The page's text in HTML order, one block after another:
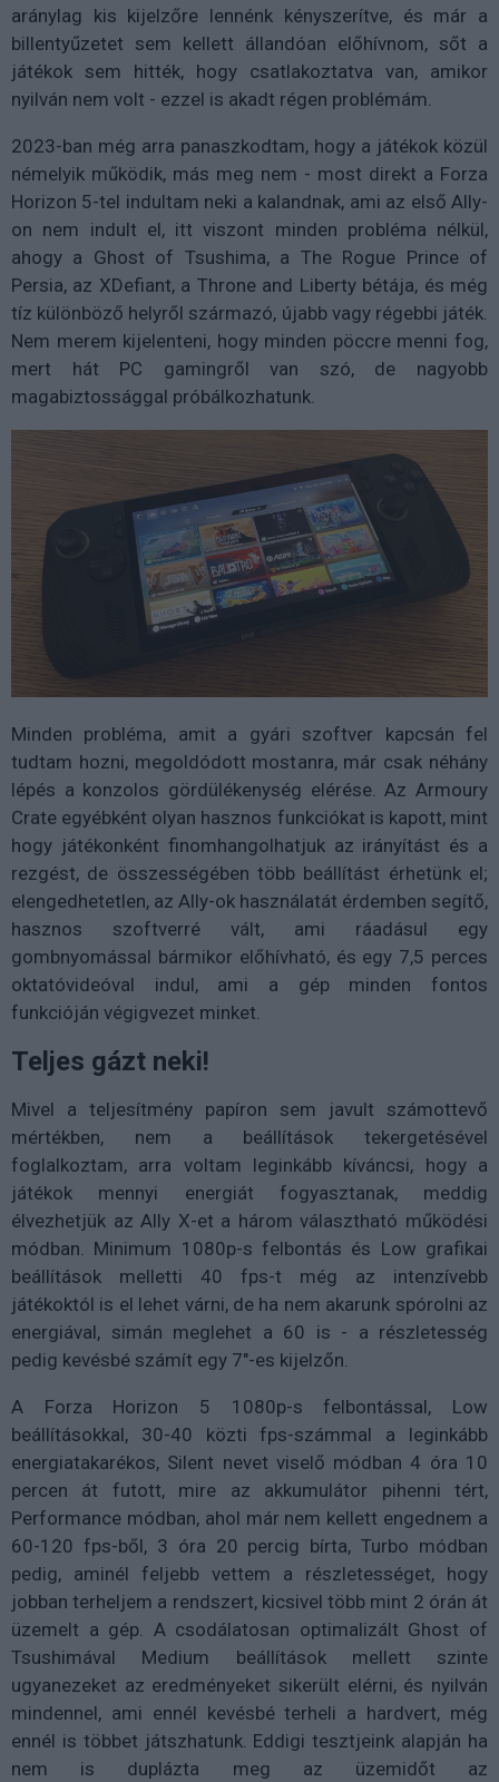
aránylag kis kijelzőre lennénk kényszerítve, és már a
billentyűzetet sem kellett állandóan előhívnom, sőt a
játékok sem hitték, hogy csatlakoztatva van, amikor
nyilván nem volt - ezzel is akadt régen problémám.
2023-ban még arra panaszkodtam, hogy a játékok közül
némelyik működik, más meg nem - most direkt a Forza
Horizon 5-tel indultam neki a kalandnak, ami az első Ally-
on nem indult el, itt viszont minden probléma nélkül,
ahogy a Ghost of Tsushima, a The Rogue Prince of
Persia, az XDefiant, a Throne and Liberty bétája, és még
tíz különböző helyről származó, újabb vagy régebbi játék.
Nem merem kijelenteni, hogy minden pöccre menni fog,
mert hát PC gamingről van szó, de nagyobb
magabiztossággal próbálkozhatunk.
Minden probléma, amit a gyári szoftver kapcsán fel
tudtam hozni, megoldódott mostanra, már csak néhány
lépés a konzolos gördülékenység elérése. Az Armoury
Crate egyébként olyan hasznos funkciókat is kapott, mint
hogy játékonként finomhangolhatjuk az irányítást és a
rezgést, de összességében több beállítást érhetünk el;
elengedhetetlen, az Ally-ok használatát érdemben segítő,
hasznos szoftverré vált, ami ráadásul egy
gombnyomással bármikor előhívható, és egy 7,5 perces
oktatóvideóval indul, ami a gép minden fontos
funkcióján végigvezet minket.
Teljes gázt neki!
Mivel a teljesítmény papíron sem javult számottevő
mértékben, nem a beállítások tekergetésével
foglalkoztam, arra voltam leginkább kíváncsi, hogy a
játékok mennyi energiát fogyasztanak, meddig
élvezhetjük az Ally X-et a három választható működési
módban. Minimum 1080p-s felbontás és Low grafikai
beállítások melletti 40 fps-t még az intenzívebb
játékoktól is el lehet várni, de ha nem akarunk spórolni az
energiával, simán meglehet a 60 is - a részletesség
pedig kevésbé számít egy 7"-es kijelzőn.
A Forza Horizon 5 1080p-s felbontással, Low
beállításokkal, 30-40 közti fps-számmal a leginkább
energiatakarékos, Silent nevet viselő módban 4 óra 10
percen át futott, mire az akkumulátor pihenni tért,
Performance módban, ahol már nem kellett engednem a
60-120 fps-ből, 3 óra 20 percig bírta, Turbo módban
pedig, aminél feljebb vettem a részletességet, hogy
jobban terheljem a rendszert, kicsivel több mint 2 órán át
üzemelt a gép. A csodálatosan optimalizált Ghost of
Tsushimával Medium beállítások mellett szinte
ugyanezeket az eredményeket sikerült elérni, és nyilván
mindennel, ami ennél kevésbé terheli a hardvert, még
ennél is többet játszhatunk. Eddigi tesztjeink alapján ha
nem is duplázta meg az üzemidőt az